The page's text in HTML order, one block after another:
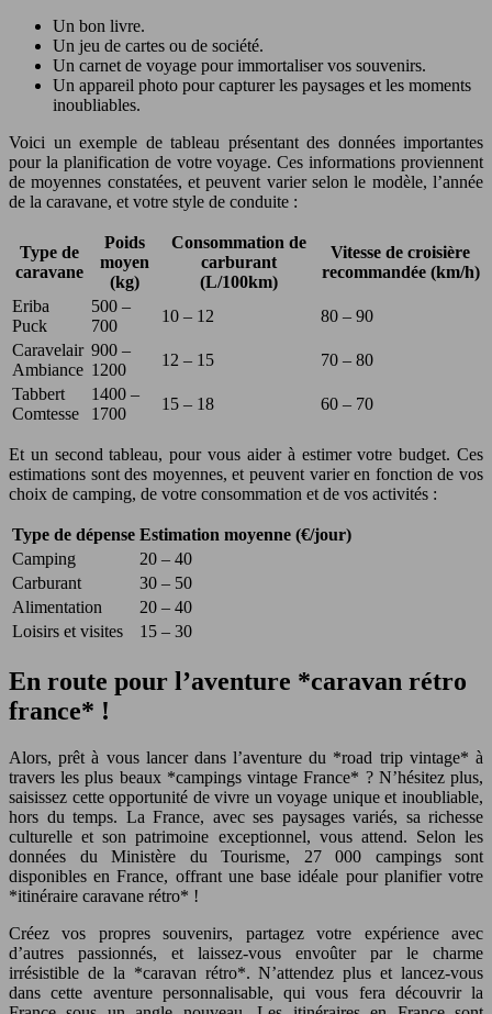
Un bon livre.
Un jeu de cartes ou de société.
Un carnet de voyage pour immortaliser vos souvenirs.
Un appareil photo pour capturer les paysages et les moments
inoubliables.
Voici un exemple de tableau présentant des données importantes
pour la planification de votre voyage. Ces informations proviennent
de moyennes constatées, et peuvent varier selon le modèle, l’année
de la caravane, et votre style de conduite :
Type de
caravane
Poids
moyen
(kg)
Consommation de
carburant
(L/100km)
Vitesse de croisière
recommandée (km/h)
Eriba
Puck
500 –
700
10 – 12
80 – 90
Caravelair
Ambiance
900 –
1200
12 – 15
70 – 80
Tabbert
Comtesse
1400 –
1700
15 – 18 60 – 70
Et un second tableau, pour vous aider à estimer votre budget. Ces
estimations sont des moyennes, et peuvent varier en fonction de vos
choix de camping, de votre consommation et de vos activités :
Type de dépense Estimation moyenne (€/jour)
Camping
20 – 40
Carburant
30 – 50
Alimentation
20 – 40
Loisirs et visites
15 – 30
En route pour l’aventure *caravan rétro
france* !
Alors, prêt à vous lancer dans l’aventure du *road trip vintage* à
travers les plus beaux *campings vintage France* ? N’hésitez plus,
saisissez cette opportunité de vivre un voyage unique et inoubliable,
hors du temps. La France, avec ses paysages variés, sa richesse
culturelle et son patrimoine exceptionnel, vous attend. Selon les
données du Ministère du Tourisme, 27 000 campings sont
disponibles en France, offrant une base idéale pour planifier votre
*itinéraire caravane rétro* !
Créez vos propres souvenirs, partagez votre expérience avec
d’autres passionnés, et laissez-vous envoûter par le charme
irrésistible de la *caravan rétro*. N’attendez plus et lancez-vous
dans cette aventure personnalisable, qui vous fera découvrir la